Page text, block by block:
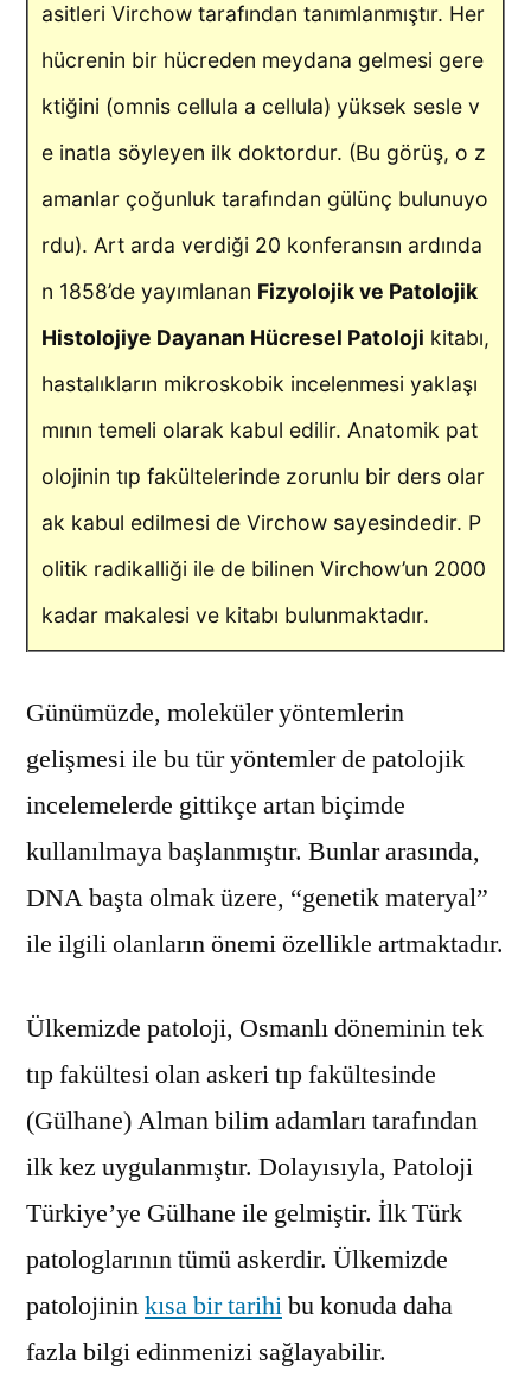
asitleri Virchow tarafından tanımlanmıştır. Her
hücrenin bir hücreden meydana gelmesi gere
ktiğini (omnis cellula a cellula) yüksek sesle v
e inatla söyleyen ilk doktordur. (Bu görüş, o z
amanlar çoğunluk tarafından gülünç bulunuyo
rdu). Art arda verdiği 20 konferansın ardında
n 1858’de yayımlanan Fizyolojik ve Patolojik
Histolojiye Dayanan Hücresel Patoloji kitabı,
hastalıkların mikroskobik incelenmesi yaklaşı
mının temeli olarak kabul edilir. Anatomik pat
olojinin tıp fakültelerinde zorunlu bir ders olar
ak kabul edilmesi de Virchow sayesindedir. P
olitik radikalliği ile de bilinen Virchow’un 2000
kadar makalesi ve kitabı bulunmaktadır.
Günümüzde, moleküler yöntemlerin
gelişmesi ile bu tür yöntemler de patolojik
incelemelerde gittikçe artan biçimde
kullanılmaya başlanmıştır. Bunlar arasında,
DNA başta olmak üzere, “genetik materyal”
ile ilgili olanların önemi özellikle artmaktadır.
Ülkemizde patoloji, Osmanlı döneminin tek
tıp fakültesi olan askeri tıp fakültesinde
(Gülhane) Alman bilim adamları tarafından
ilk kez uygulanmıştır. Dolayısıyla, Patoloji
Türkiye’ye Gülhane ile gelmiştir. İlk Türk
patologlarının tümü askerdir. Ülkemizde
patolojininkısa bir tarihibu konuda daha
fazla bilgi edinmenizi sağlayabilir.